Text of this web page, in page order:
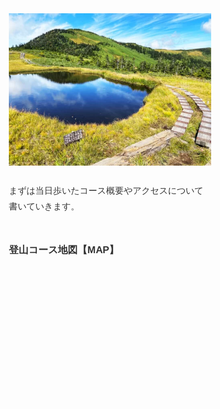
まずは当日歩いたコース概要やアクセスについて
書いていきます。
登山コース地図【MAP】